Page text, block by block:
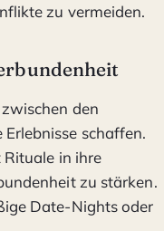
zu vermeiden.
den
schaffen.
in ihre
zu stärken.
Date-Nights oder